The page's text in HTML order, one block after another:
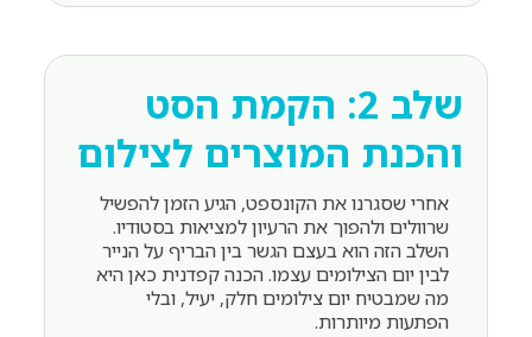
שלב 2: הקמת הסט
והכנת המוצרים לצילום
אחרי שסגרנו את הקונספט, הגיע הזמן להפשיל
שרוולים ולהפוך את הרעיון למציאות בסטודיו.
השלב הזה הוא בעצם הגשר בין הבריף על הנייר
לבין יום הצילומים עצמו. הכנה קפדנית כאן היא
מה שמבטיח יום צילומים חלק, יעיל, ובלי
הפתעות מיותרות.